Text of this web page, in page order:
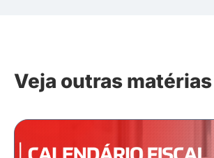
Veja outras matérias